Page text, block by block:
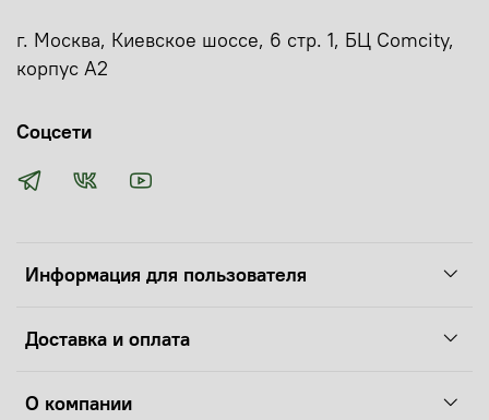
Информация для пользователя
Доставка и оплата
О компании
г. Москва, Киевское шоссе, 6 стр. 1, БЦ Comcity,
корпус А2
Соцсети